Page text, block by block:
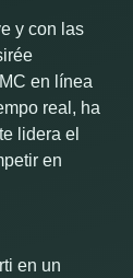
y con las
en línea
real, ha
lidera el
en
en un